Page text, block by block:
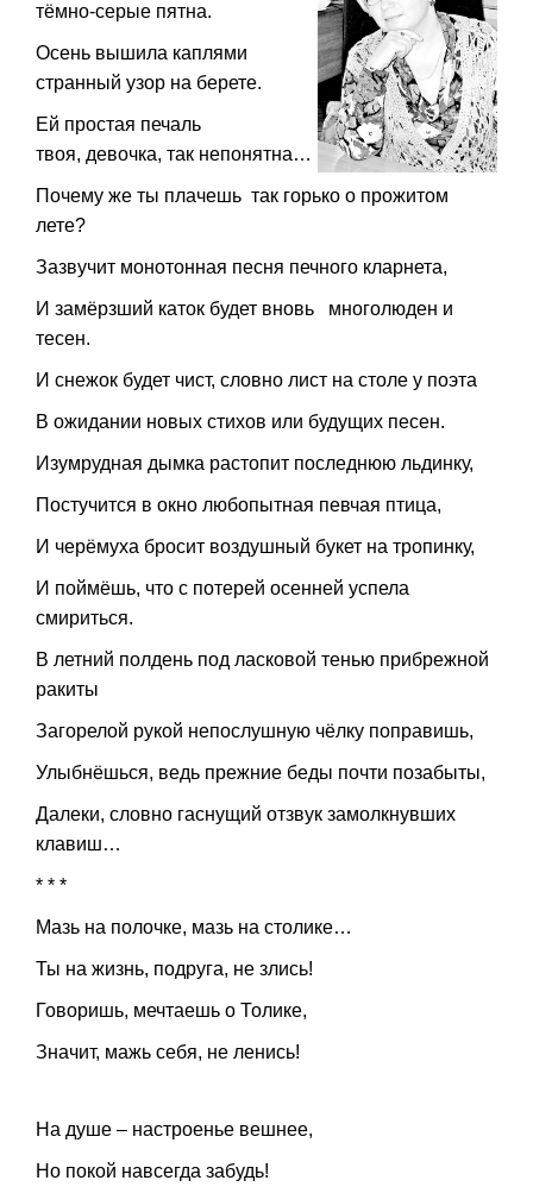
тёмно-серые пятна.
Осень вышила каплями
странный узор на берете.
Ей простая печаль
твоя, девочка, так непонятна…
Почему же ты плачешь так горько о прожитом
лете?
Зазвучит монотонная песня печного кларнета,
И замёрзший каток будет вновь многолюден и
тесен.
И снежок будет чист, словно лист на столе у поэта
В ожидании новых стихов или будущих песен.
Изумрудная дымка растопит последнюю льдинку,
Постучится в окно любопытная певчая птица,
И черёмуха бросит воздушный букет на тропинку,
И поймёшь, что с потерей осенней успела
смириться.
В летний полдень под ласковой тенью прибрежной
ракиты
Загорелой рукой непослушную чёлку поправишь,
Улыбнёшься, ведь прежние беды почти позабыты,
Далеки, словно гаснущий отзвук замолкнувших
клавиш…
* * *
Мазь на полочке, мазь на столике…
Ты на жизнь, подруга, не злись!
Говоришь, мечтаешь о Толике,
Значит, мажь себя, не ленись!
На душе – настроенье вешнее,
Но покой навсегда забудь!